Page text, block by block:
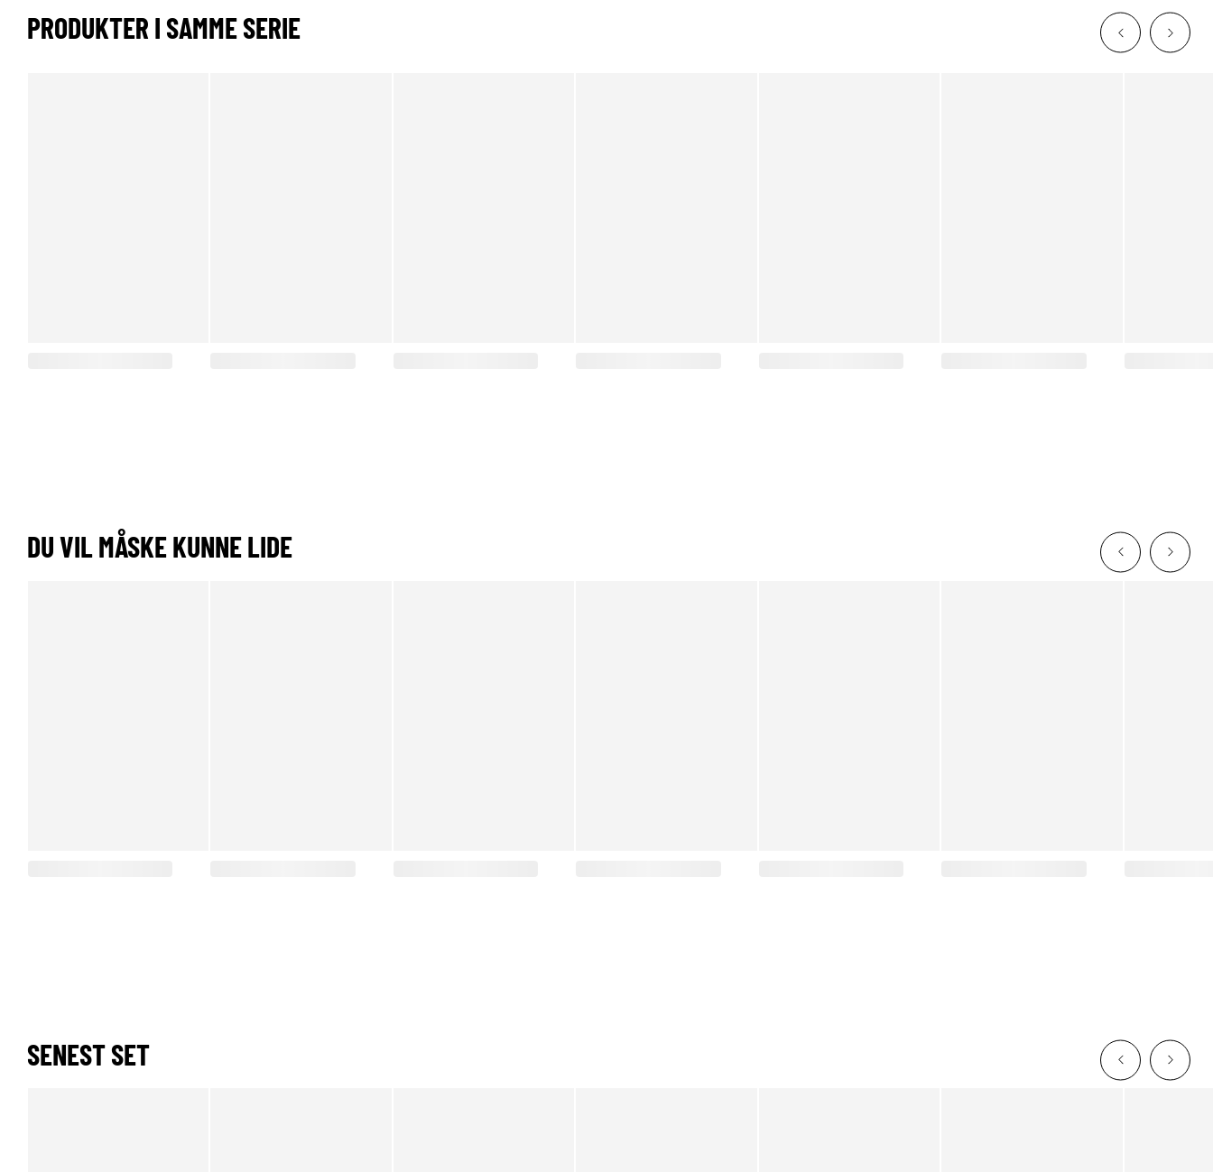
PRODUKTER I SAMME SERIE
DU VIL MÅSKE KUNNE LIDE
SENEST SET